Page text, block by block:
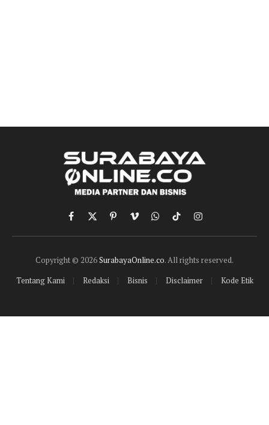
Facebook
X
(Twitter)
PinterestVimeoWhatsApp
TikTokInstagram
Copyright © 2026SurabayaOnline.co. All rights reserved.
Tentang Kami
Redaksi Bisnis Disclaimer Kode Etik